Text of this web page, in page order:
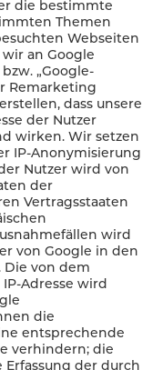
die bestimmte
Themen
Webseiten
an Google
„Google-
Remarketing
dass unsere
der Nutzer
wirken. Wir setzen
IP-Anonymisierung
Nutzer wird von
der
Vertragsstaaten
wird
von Google in den
Die von dem
Adresse wird
die
entsprechende
verhindern; die
der durch